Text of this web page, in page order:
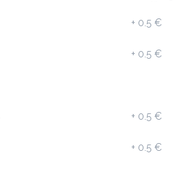
είναι διαθέσιμο.
+ 0.5 €
+ 0.5 €
+ 0.5 €
+ 0.5 €